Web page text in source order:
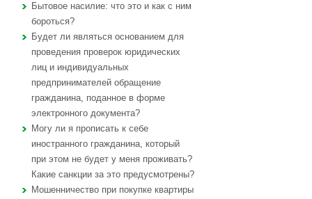
Бытовое насилие: что это и как с ним
бороться?
Будет ли являться основанием для
проведения проверок юридических
лиц и индивидуальных
предпринимателей обращение
гражданина, поданное в форме
электронного документа?
Могу ли я прописать к себе
иностранного гражданина, который
при этом не будет у меня проживать?
Какие санкции за это предусмотрены?
Мошенничество при покупке квартиры